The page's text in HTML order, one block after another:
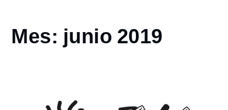
Home
2019
Mes: junio 2019